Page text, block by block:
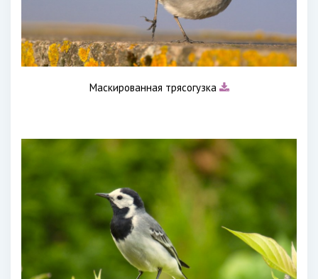
Маскированная трясогузка